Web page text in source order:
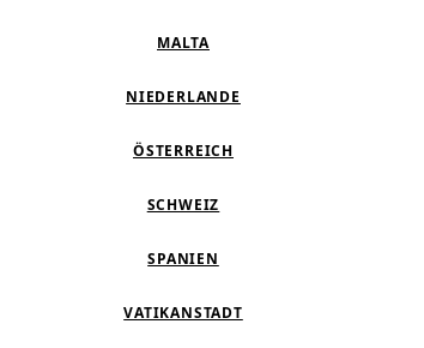
MALTA
NIEDERLANDE
ÖSTERREICH
SCHWEIZ
SPANIEN
VATIKANSTADT